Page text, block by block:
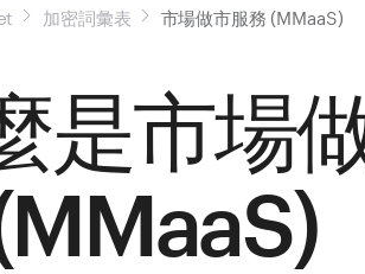
加密詞彙表 市場做市服務 (MMaaS)
是市場